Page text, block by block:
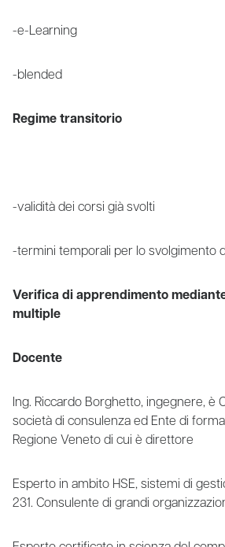
-e-Learning
-blended
Regime transitorio
-validità dei corsi già svolti
-termini temporali per lo svolgimento
Verifica di apprendimento
multiple
Docente
Ing. Riccardo Borghetto, ingegnere, è
società di consulenza ed Ente di
Regione Veneto di cui è direttore
Esperto in ambito HSE, sistemi di
231. Consulente di grandi